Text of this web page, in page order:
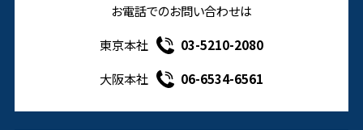
お電話でのお問い合わせは
東京本社
03-5210-2080
大阪本社
06-6534-6561